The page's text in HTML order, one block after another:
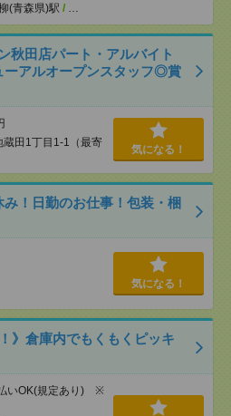
(青森県)駅 /
秋田店パート・アルバイト
ーアルオープンスタッフ◎賞
蔵田1丁目1-1（最寄
気になる！
！日勤のお仕事！包装・梱
気になる！
》倉庫内でもくもくピッキ
いOK(規定あり) ※